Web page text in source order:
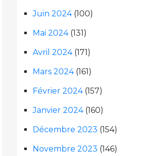
Juin 2024(100)
Mai 2024(131)
Avril 2024(171)
Mars 2024(161)
Février 2024(157)
Janvier 2024(160)
Décembre 2023 (154)
Novembre 2023 (146)